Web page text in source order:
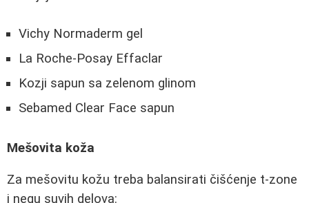
Vichy Normaderm gel
La Roche-Posay Effaclar
Kozji sapun sa zelenom glinom
Sebamed Clear Face sapun
Mešovita koža
Za mešovitu kožu treba balansirati čišćenje t-zone
i negu suvih delova: